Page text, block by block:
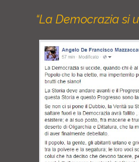
“La Democrazia si